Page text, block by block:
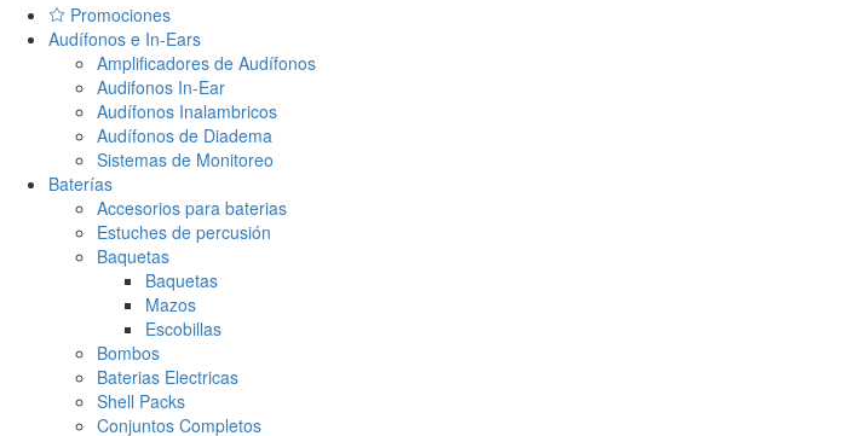
Promociones
Audífonos e In-Ears
Amplificadores de Audífonos
Audifonos In-Ear
Audífonos Inalambricos
Audífonos de Diadema
Sistemas de Monitoreo
Baterías
Accesorios para baterias
Estuches de percusión
Baquetas
Baquetas
Mazos
Escobillas
Bombos
Baterias Electricas
Shell Packs
Conjuntos Completos